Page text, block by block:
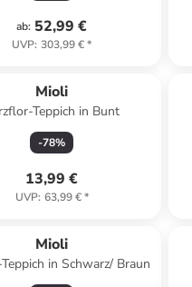
ab: 52,99 €
UVP: 303,99 €*
Mioli
Teppich in Bunt
-78%
13,99 €
UVP: 63,99 €*
Mioli
in Schwarz/ Braun